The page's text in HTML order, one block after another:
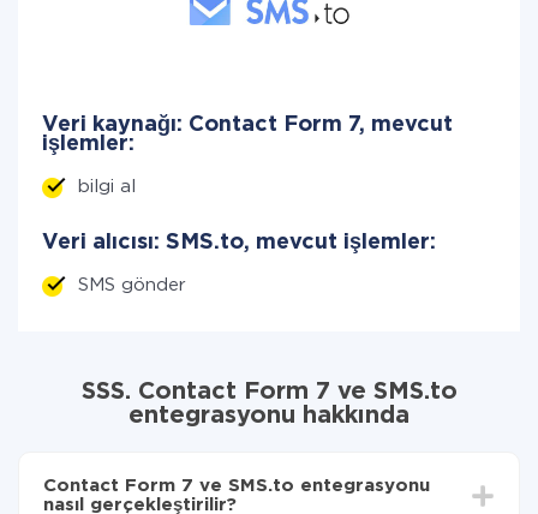
Veri kaynağı: Contact Form 7, mevcut
işlemler:
bilgi al
Veri alıcısı: SMS.to, mevcut işlemler:
SMS gönder
SSS. Contact Form 7 ve SMS.to
entegrasyonu hakkında
Contact Form 7 ve SMS.to entegrasyonu
nasıl gerçekleştirilir?